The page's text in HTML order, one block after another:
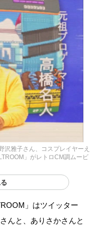
沢雅子さん、コスプレイヤーえ
」がレトロCM調ムービ
」はツイッター
んと、ありさかさんと